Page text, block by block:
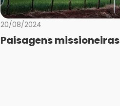
20/08/2024
Paisagens missioneiras